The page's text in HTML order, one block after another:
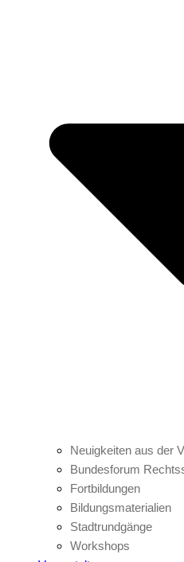
Neuigkeiten aus der
Bundesforum
Fortbildungen
Bildungsmaterialien
Stadtrundgänge
Workshops